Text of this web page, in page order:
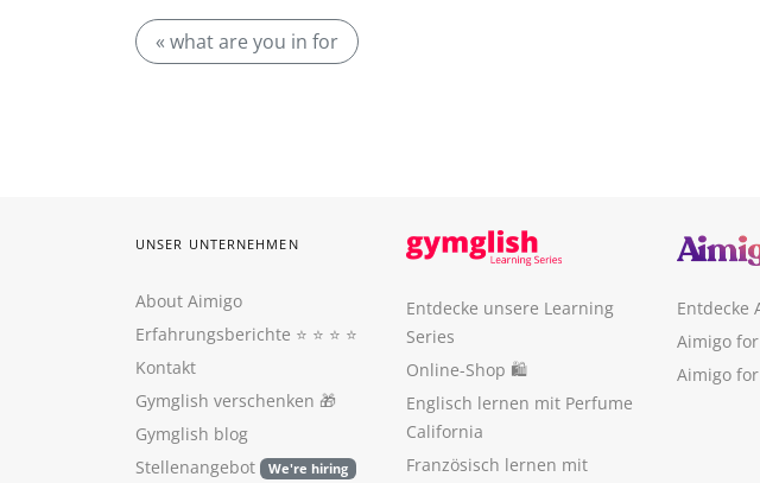
« what are you in for
UNSER UNTERNEHMEN
About Aimigo
Erfahrungsberichte ⭐️ ⭐️ ⭐️ ⭐️
Kontakt
Gymglish verschenken 🎁
Gymglish blog
Stellenangebot
We're hiring
Entdecke unsere Learning
Series
Online-Shop 🛍
Englisch lernen mit Perfume
California
Französisch lernen mit
Entdecke
Aimigo
Aimigo for